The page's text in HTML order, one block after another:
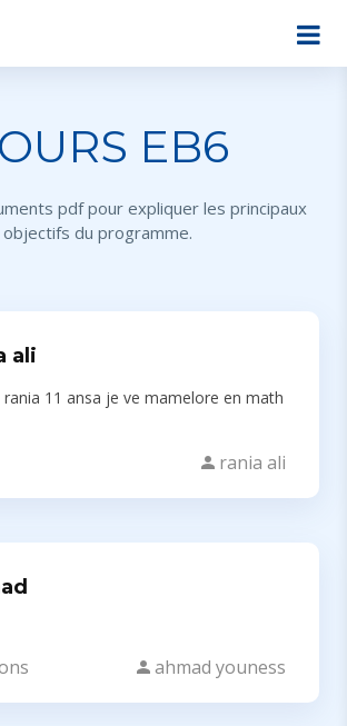
EB6
pdf pour expliquer les principaux
objectifs du programme.
ali
rania 11 ansa je ve mamelore en math
rania ali
ahmad youness